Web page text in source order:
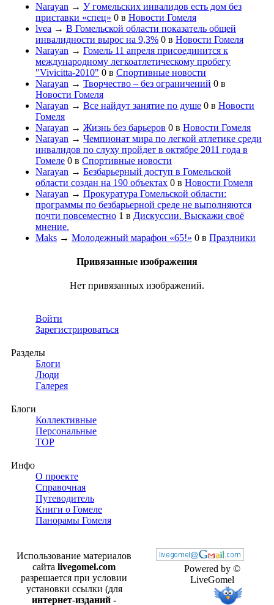
Narayan → У гомельских инвалидов есть дом без
приставки «спец» 0 в Новости Гомеля
lvea → В Гомельской области показатель общей
инвалидности вырос на 9,3% 0 в Новости Гомеля
Narayan → Гомель 11 апреля присоединится к
международному легкоатлетическому пробегу
"Vivicitta-2010" 0 в Спортивные новости
Narayan → Творчество – без ограничений 0 в
Новости Гомеля
Narayan → Все найдут занятие по душе 0 в Новости
Гомеля
Narayan → Жизнь без барьеров 0 в Новости Гомеля
Narayan → Чемпионат мира по легкой атлетике среди
инвалидов по слуху пройдет в октябре 2011 года в
Гомеле 0 в Спортивные новости
Narayan → Безбарьерный доступ в Гомельской
области создан на 190 объектах 0 в Новости Гомеля
Narayan → Прокуратура Гомельской области:
программы по безбарьерной среде не выполняются
почти повсеместно 1 в Дискуссии. Выскажи своё
мнение.
Maks → Молодежный марафон «65!» 0 в Праздники
Привязанные изображения
Нет привязанных изображений.
Войти
Зарегистрироваться
Разделы
Блоги
Люди
Галерея
Блоги
Коллективные
Персональные
TOP
Инфо
О проекте
Справочная
Путеводитель
Книги о Гомеле
Панорамы Гомеля
Powered by ©
LiveGomel
Использование материалов
сайта livegomel.com
разрешается при условии
установки ссылки (для
интернет-изданий -